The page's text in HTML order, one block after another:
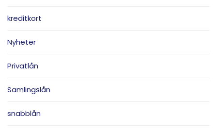
kreditkort
Nyheter
Privatlån
Samlingslån
snabblån